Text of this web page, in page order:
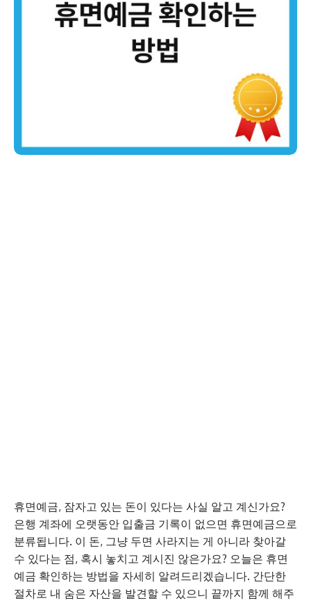
휴면예금, 잠자고 있는 돈이 있다는 사실 알고 계신가요?
은행 계좌에 오랫동안 입출금 기록이 없으면 휴면예금으로
분류됩니다. 이 돈, 그냥 두면 사라지는 게 아니라 찾아갈
수 있다는 점, 혹시 놓치고 계시진 않은가요? 오늘은 휴면
예금 확인하는 방법을 자세히 알려드리겠습니다. 간단한
절차로 내 숨은 자산을 발견할 수 있으니 끝까지 함께 해주